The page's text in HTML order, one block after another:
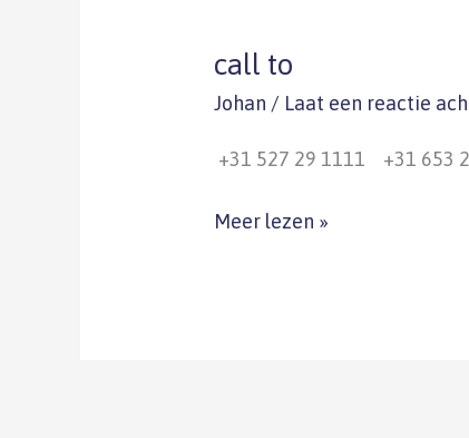
call to
Johan / Laat een reactie
+31 527 29 1111 +31
call
to
Meer lezen »